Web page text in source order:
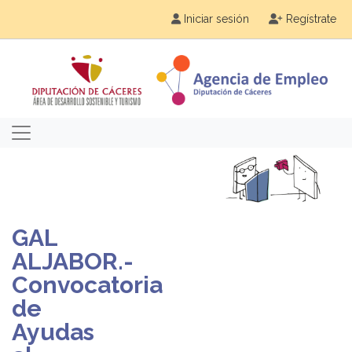
Iniciar sesión Regístrate
GAL
ALJABOR.-
Convocatoria
de
Ayudas